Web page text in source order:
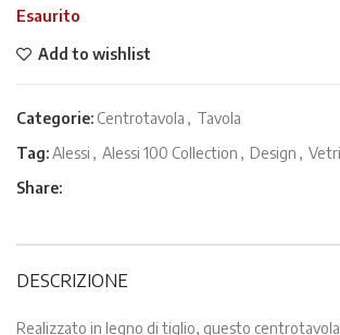
Esaurito
Add to wishlist
Categorie: Centrotavola , Tavola
Tag:Alessi , Alessi 100 Collection , Design ,
Share:
DESCRIZIONE
Realizzato in legno di tiglio, questo